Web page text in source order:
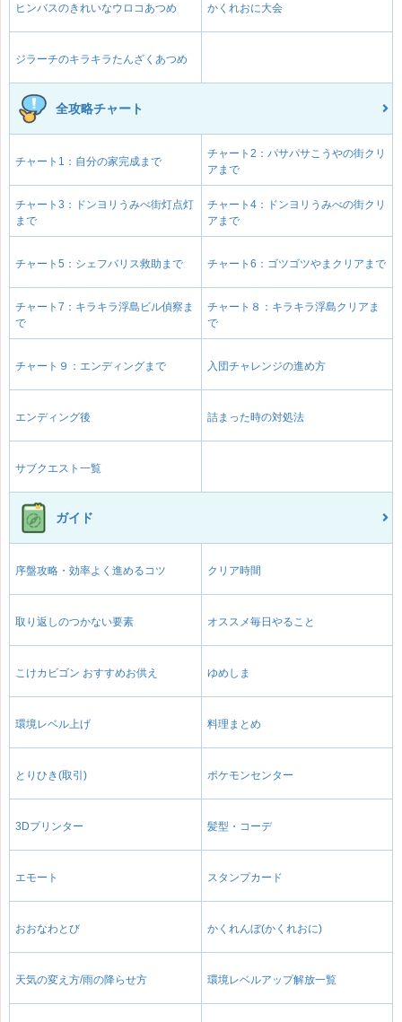
ヒンバスのきれいなウロコあつめ かくれおに大会
ジラーチのキラキラたんざくあつめ
全攻略チャート
チャート1：自分の家完成まで
チャート2：パサパサこうやの街クリ
アまで
チャート3：ドンヨリうみべ街灯点灯
まで
チャート4：ドンヨリうみべの街クリ
アまで
チャート5：シェフバリス救助まで チャート6：ゴツゴツやまクリアまで
チャート7：キラキラ浮島ビル偵察ま
で
チャート８：キラキラ浮島クリアま
で
チャート９：エンディングまで 入団チャレンジの進め方
エンディング後 詰まった時の対処法
サブクエスト一覧
ガイド
序盤攻略・効率よく進めるコツ クリア時間
取り返しのつかない要素 オススメ毎日やること
こけカビゴン おすすめお供え ゆめしま
環境レベル上げ 料理まとめ
とりひき(取引) ポケモンセンター
3Dプリンター 髪型・コーデ
エモート スタンプカード
おおなわとび かくれんぼ(かくれおに)
天気の変え方/雨の降らせ方 環境レベルアップ解放一覧